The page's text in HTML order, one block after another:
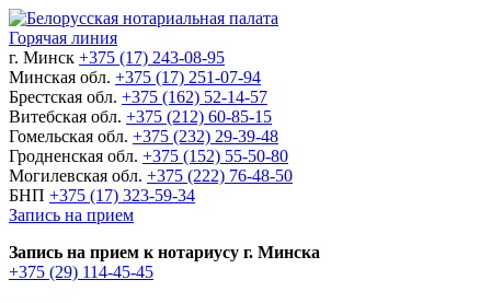
Горячая линия
г. Минск +375 (17) 243-08-95
Минская обл. +375 (17) 251-07-94
Брестская обл. +375 (162) 52-14-57
Витебская обл. +375 (212) 60-85-15
Гомельская обл. +375 (232) 29-39-48
Гродненская обл. +375 (152) 55-50-80
Могилевская обл. +375 (222) 76-48-50
БНП +375 (17) 323-59-34
Запись на прием
Запись на прием к нотариусу г. Минска
+375 (29) 114-45-45